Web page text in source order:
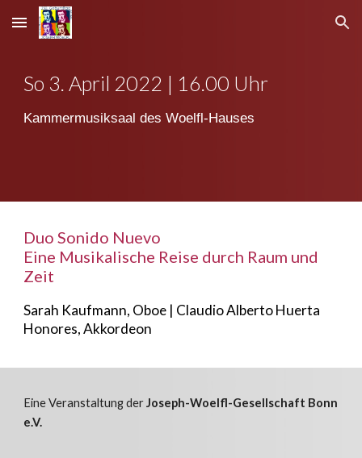
Skip to main content Skip to navigation
So 3.April 2022 | 16.00 Uhr
Kammermusiksaal des Woelfl-Hauses
Duo Sonido Nuevo
Eine Musikalische Reise durch Raum und
Zeit
Sarah Kaufmann, Oboe | Claudio Alberto Huerta
Honores,Akkordeon
Eine Veranstaltung derJoseph-Woelfl-Gesellschaft Bonn
e.V.